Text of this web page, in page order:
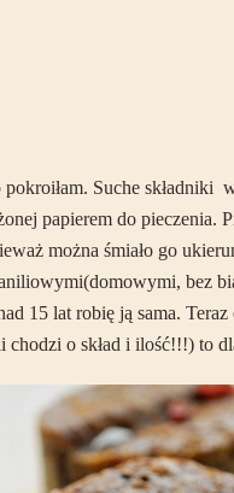
Suche składniki
papierem do
można śmiało go
bez
15 lat robię ją sama.
o skład i ilość!!!) to